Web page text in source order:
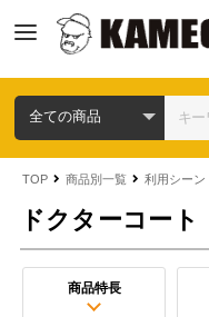
TOP 商品別一覧 利用シーン
ドクターコート
商品特長